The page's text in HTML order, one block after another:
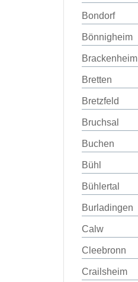
Bondorf
Bönnigheim
Brackenheim
Bretten
Bretzfeld
Bruchsal
Buchen
Bühl
Bühlertal
Burladingen
Calw
Cleebronn
Crailsheim